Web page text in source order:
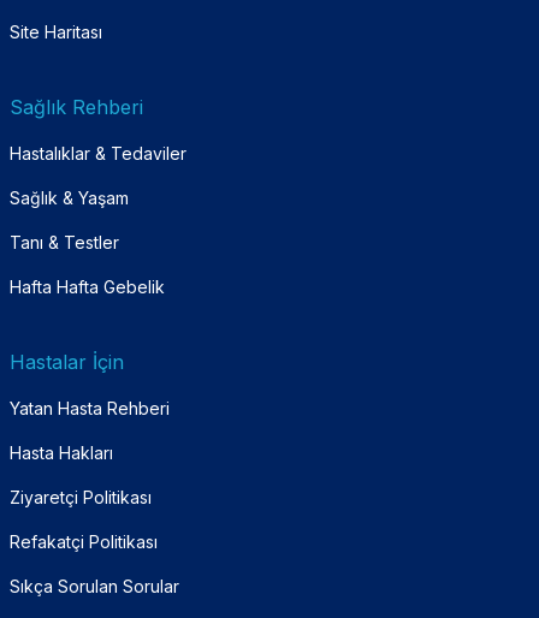
Site Haritası
Sağlık Rehberi
Hastalıklar & Tedaviler
Sağlık & Yaşam
Tanı & Testler
Hafta Hafta Gebelik
Hastalar İçin
Yatan Hasta Rehberi
Hasta Hakları
Ziyaretçi Politikası
Refakatçi Politikası
Sıkça Sorulan Sorular